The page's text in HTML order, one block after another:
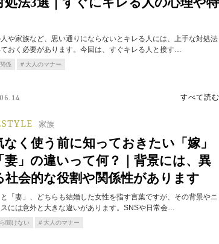
や家族など、思い通りにならないとキレる人には、上手な対処法
おく必要があります。今回は、すぐキレる人と接す…
係 大人のマナー
すべて読む
家族
なく使う前に知っておきたい「嫁」
妻」の違いって何？｜背景には、異
社会的な役割や関係性があります
と「妻」、どちらも結婚した女性を指す言葉ですが、その背景やニ
には意外と大きな違いがあります。SNSや日常会…
聞けない 大人のマナー